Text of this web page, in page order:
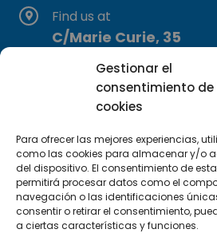
Gestionar el
consentimiento de
cookies
Para ofrecer las mejores experiencias,
como las cookies para almacenar y/o
del dispositivo. El consentimiento de
permitirá procesar datos como el
navegación o las identificaciones
consentir o retirar el consentimiento,
a ciertas características y funciones.
Find us at
C/Marie Curie, 35
29590 Campanillas,
Subscribe to our
SUBSCRIBE